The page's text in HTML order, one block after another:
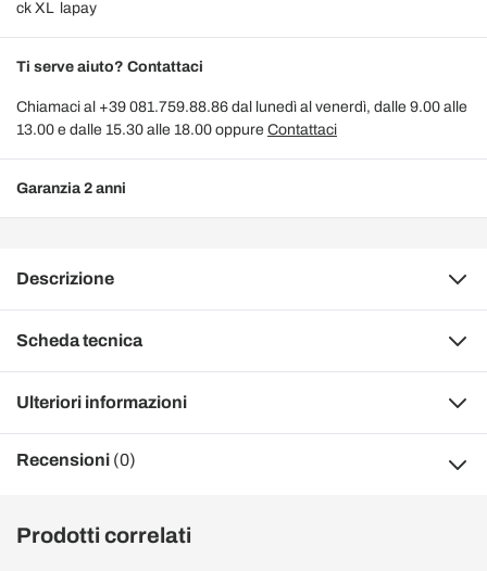
Ti serve aiuto? Contattaci
Chiamaci al +39 081.759.88.86 dal lunedì al venerdì, dalle 9.00 alle
13.00 e dalle 15.30 alle 18.00 oppure Contattaci
Garanzia 2 anni
Descrizione
Scheda tecnica
Ulteriori informazioni
Recensioni (0)
Prodotti correlati